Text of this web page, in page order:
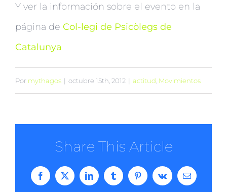
Y ver la información sobre el evento en la
página de Col-legi de Psicòlegs de
Catalunya
Por mythagos | octubre 15th, 2012 | actitud Movimientos
Share This Article
Facebook
X LinkedInTumblr PinterestVk
Correo
electrónico